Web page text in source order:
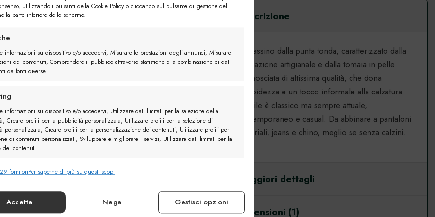
utilizzando i pulsanti della Cookie Policy o cliccando sul pulsante di gestione del
parte inferiore dello schermo.
informazioni su dispositivo e/o accedervi, Misurare le prestazioni degli annunci, Misurare
dei contenuti, Comprendere il pubblico attraverso statistiche o la combinazione di dati
da fonti diverse.
informazioni su dispositivo e/o accedervi, Utilizzare dati limitati per la selezione della
Creare profili per la pubblicità personalizzata, Utilizzare profili per la selezione di
personalizzata, Creare profili per la personalizzazione dei contenuti, Utilizzare profili per
di contenuti personalizzati, Sviluppare e migliorare i servizi, Utilizzare dati limitati per la
dei contenuti.
Identificare i dispositivi in base alle informazioni trasmesse automaticamente.
fornitoriPer saperne di più su questi scopi
Accetta Nega Gestisci opzioni
2 utenti
Mocassino Roma
Descrizione
Mocassino dalla punta tonda, caratterizzato dalla
lavorazione artigianale e dalla tomaia in pelle
scamosciata di altissima qualità, che dona
morbidezza e un tocco informale alla calzatura.
Lo stile è classico ma sempre attuale,
contemporaneo e casual. Da abbinare a pantaloni
sartoriali, jeans e chino, meglio se senza calzini.
Maggiori dettagli
Recensioni (1)